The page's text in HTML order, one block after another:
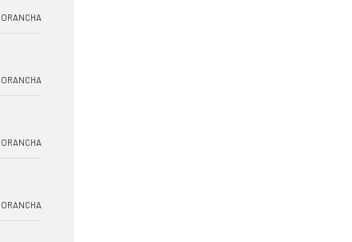
ORANCHA
ORANCHA
ORANCHA
ORANCHA